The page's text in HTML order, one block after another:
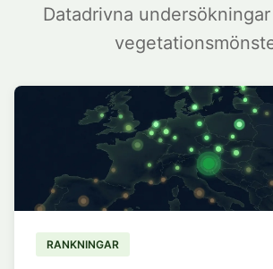
Datadrivna
RANKNINGAR